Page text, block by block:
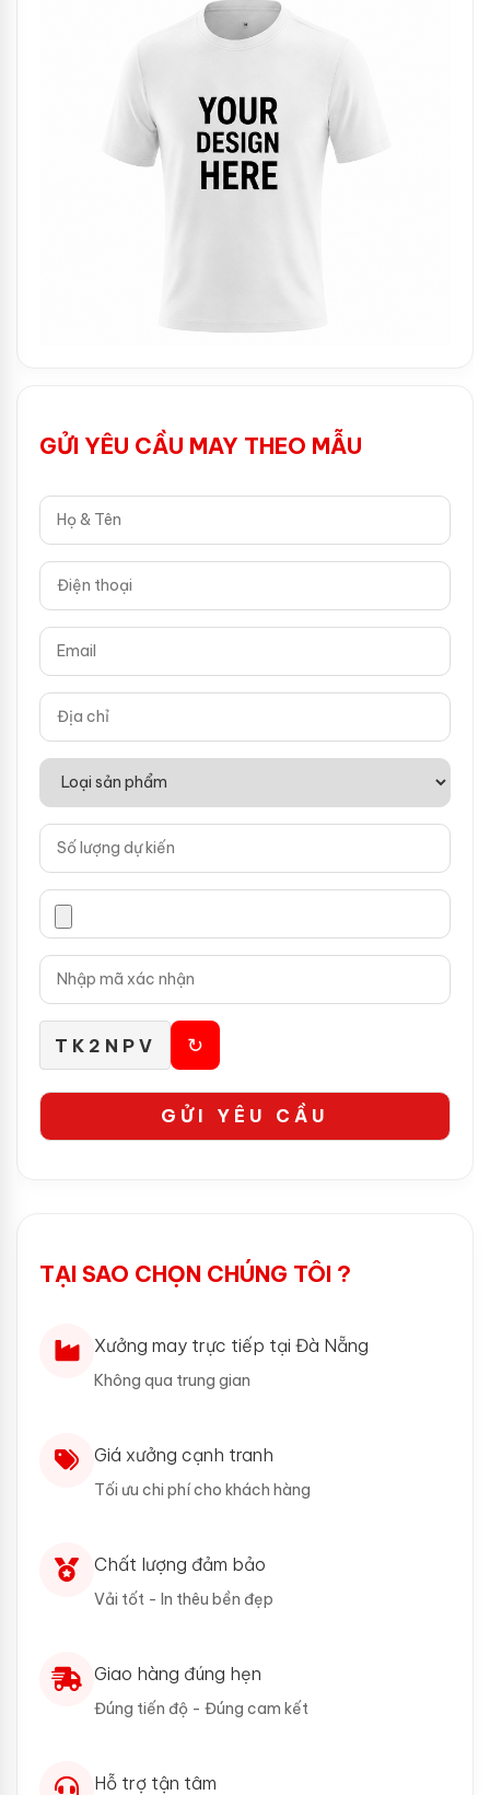
GỬI YÊU CẦU MAY THEO MẪU
TK2NPV ↻
TẠI SAO CHỌN CHÚNG TÔI ?
Xưởng may trực tiếp tại Đà Nẵng
Không qua trung gian
Giá xưởng cạnh tranh
Tối ưu chi phí cho khách hàng
Chất lượng đảm bảo
Vải tốt - In thêu bền đẹp
Giao hàng đúng hẹn
Đúng tiến độ - Đúng cam kết
Hỗ trợ tận tâm